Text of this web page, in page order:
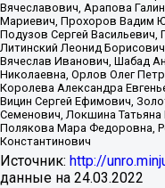
Вячеславович, Арапова
Мариевич, Прохоров Вадим
Подузов Сергей
Литинский Леонид
Вячеслав Иванович, Шабад
Николаевна, Орлов Олег
Королева Александра
Вицин Сергей Ефимович,
Семенович, Локшина
Полякова Мара Федоровна,
Константинович
Источник: http://
данные на 24.03.2022